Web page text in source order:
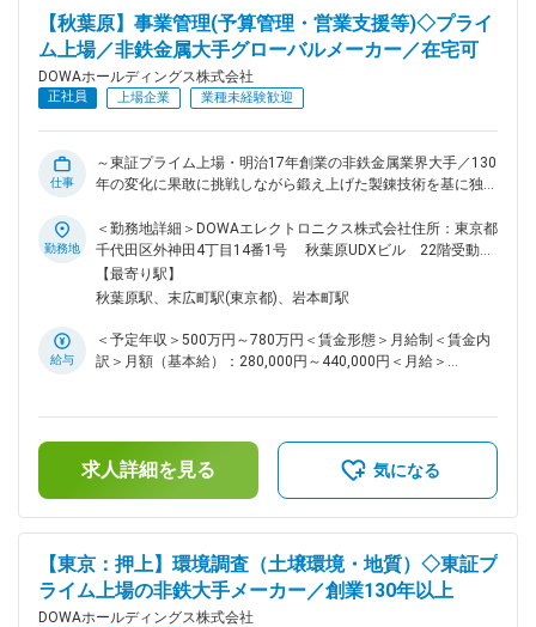
・研究開発部門と連携した新技術の実装 ■キャリアパス 年次
や社歴に関係なく主担当として案件を任される風土がありま
す。将来的には大型設備投資案件や新工場立上げプロジェクト
の中核メンバーとして活躍いただけます。 ■教育体制 OJTを
中心に、実務を通じて業務を習得いただきます。業務の特性
ついて 休日の緊急呼び出しや夜間対応は当番制で担当するこ
ととなっており、緊急対応した場合は、振替休日を取って頂い
会社での採用にてDOWAテクノロジー株式会社への在籍出向と
なります。 DOWAテクノロジーの各部門は、5つの事業会社と
の密接な連携のもと、製造・研究現場と一体になって、当事者
の一員として操業、建設、開発、解析などを検討、立案、実行
しています。 変更の範囲：会社の定める業務
【秋葉原】事業管理(予算管理・営業支援等)◇プライ
ム上場／非鉄金属大手グローバルメーカー／在宅可
DOWAホールディングス株式会社
正社員 上場企業 業種未経験歓迎
仕事
～東証プライム上場・明治17年創業の非鉄金属業界大手／130
年の変化に果敢に挑戦しながら鍛え上げた製錬技術を基に独自
概要 当社の機能材料事業部において、事業部運営に関する数
値管理（予算・決算業務）、営業支援、業務改善推進、庶務全
般を担っていただきます。事業部内のハブとして、売上・原価
管理や営業スタッフの受注処理代行、納期調整、社内外との調
料、複合酸化物材、電池材料、機能性粉体材料が中心です。 ■
業務詳細 ・事業部の予算・決算に関する数値管理、原価計
進（業務フローや仕組みの見直し・提案・実行） ・庶務（会
議運営補助や事業部内の調整業務など） ・一部、海外顧客と
のメールでのやり取りも発生します ■組織構成 若手にも責任
ある業務を積極的に任せる文化があり、幅広い業務に携わるこ
ら業務を進めます。 ■業務の魅力 事業部運営の中核を担うポ
ジションで、改善提案や業務効率化など自発的なチャレンジが
歓迎される環境です。営業や生産現場とも連携し、幅広い知識
と経験を積むことができます。 ■教育体制 OJTを中心に、実
務を通じて業務を習得いただきます。業務の特性上、幅広い領
勤務地
＜勤務地詳細＞DOWAエレクトロニクス株式会社住所：東京都
千代田区外神田4丁目14番1号 秋葉原UDXビル 22階受動喫
煙対策：敷地内全面禁煙変更の範囲：会社の定める事業所（リ
モートワーク含む）
【最寄り駅】
秋葉原駅、末広町駅(東京都)、岩本町駅
給与
＜予定年収＞500万円～780万円＜賃金形態＞月給制＜賃金内
訳＞月額（基本給）：280,000円～440,000円＜月給＞
り、選考を通じて上下する可能性があります。月給(月額)は固
定手当を含めた表記です。
求人詳細を見る 気になる
【東京：押上】環境調査（土壌環境・地質）◇東証プ
ライム上場の非鉄大手メーカー／創業130年以上
DOWAホールディングス株式会社